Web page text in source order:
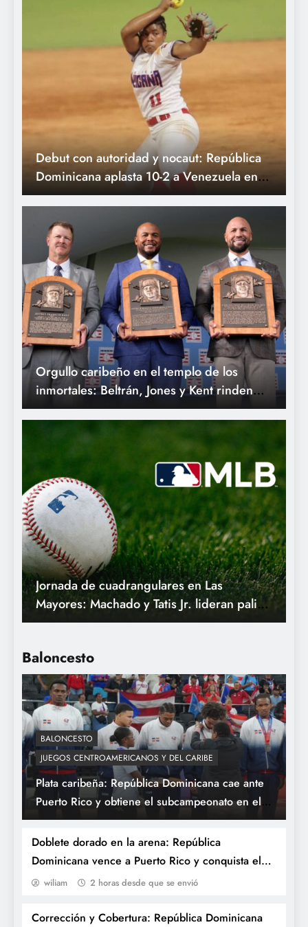
Baloncesto
BALONCESTO
JUEGOS CENTROAMERICANOS Y DEL CARIBE
Plata caribeña: República Dominicana cae ante
Puerto Rico y obtiene el subcampeonato en el
baloncesto masculino de Santo Domingo 2026.
Doblete dorado en la arena: República
Dominicana vence a Puerto Rico y conquista el
oro en el baloncesto 3×3 masculino de Santo
wiliam 2 horas desde que se envió
Corrección y Cobertura: República Dominicana
de la Cruz y los
Tigres aplastan a
Seattle.
Debut con autoridad y nocaut: República
Dominicana aplasta 10-2 a Venezuela en el
estreno del softbol femenino de Santo
Orgullo caribeño en el templo de los
inmortales: Beltrán, Jones y Kent rinden
homenaje a sus raíces en Cooperstown.
Jornada de cuadrangulares en Las
Mayores: Machado y Tatis Jr. lideran paliza
de San Diego; De La Cruz e Imai destacan
Rumbo al oro en casa: FEDOM anuncia la
nómina oficial de béisbol para Santo
Domingo 2026.